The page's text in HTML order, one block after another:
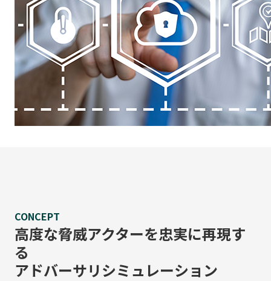
CONCEPT
高度な脅威アクターを忠実に再現す
る
アドバーサリシミュレーション